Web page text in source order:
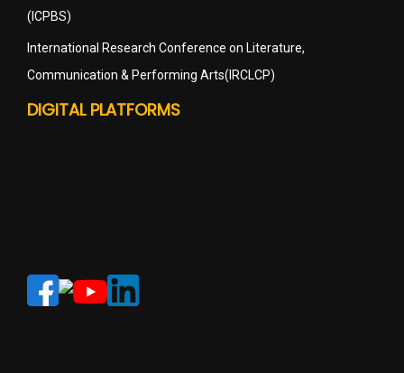
(ICPBS)
International Research Conference on Literature,
Communication & Performing Arts(IRCLCP)
DIGITAL PLATFORMS